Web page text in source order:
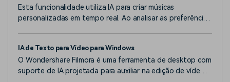
Esta funcionalidade utiliza IA para criar músicas
personalizadas em tempo real. Ao analisar as preferências
jogos. Essa tecnologia, baseada em aprendizado
profundo, proporciona harmonia musical.
IA de Texto para Vídeo para Windows
O Wondershare Filmora é uma ferramenta de desktop com
suporte de IA projetada para auxiliar na edição de vídeo